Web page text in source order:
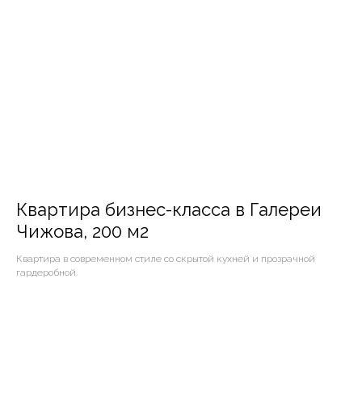
Квартира бизнес-класса в Галереи
Чижова, 200 м2
Квартира в современном стиле со скрытой кухней и прозрачной
гардеробной.